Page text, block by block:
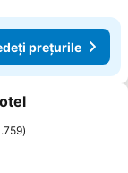
prețurile